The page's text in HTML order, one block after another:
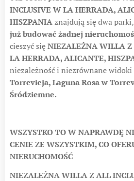
INCLUSIVE W LA HERRADA,
HISZPANIAznajdują się dwa
już budować żadnej
cieszyć sięNIEZALEŻNA WILLA
LA HERRADA, ALICANTE,
niezależność i niezrównane
Torrevieja, Laguna Rosa w
Śródziemne.
WSZYSTKO TO W NAPRAWDĘ
CENIE ZE WSZYSTKIM, CO
NIERUCHOMOŚĆ
NIEZALEŻNA WILLA Z ALL